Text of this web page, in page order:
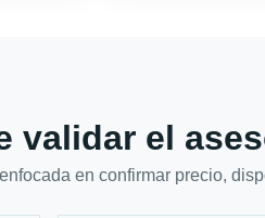
validar el
en confirmar precio,